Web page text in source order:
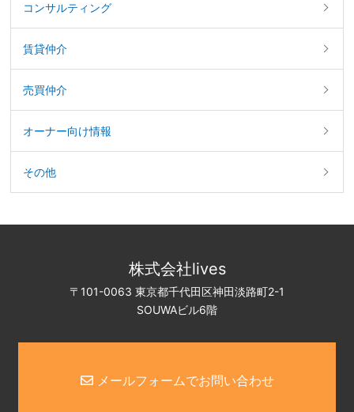
コンサルティング
賃貸仲介
売買仲介
オーナー向け情報
その他
株式会社lives
〒101-0063 東京都千代田区神田淡路町2-1
SOUWAビル6階
メールフォームでお問い合わせ